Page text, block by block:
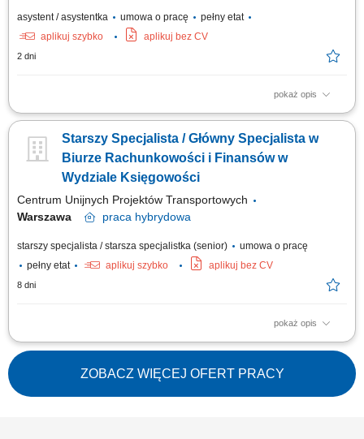
asystent / asystentka umowa o pracę
pełny etat
aplikuj szybko
aplikuj bez CV
2 dni
pokaż opis
Zakres obowiązków: Wystawianie faktur sprzedażowych; Wspieranie
konta kosztowego w procesie weryfikacji dokumentów poprzedzających
ich zaksięgowanie; Wspieranie Managerów Operacyjnych i Kierowników
Jednostek w bieżącym...
Starszy Specjalista / Główny Specjalista w
Biurze Rachunkowości i Finansów w
Wydziale Księgowości
Centrum Unijnych Projektów Transportowych
Warszawa
praca hybrydowa
starszy specjalista / starsza specjalistka (senior)
umowa o pracę
pełny etat
aplikuj szybko aplikuj bez CV
8 dni
pokaż opis
Dołącz do CUPT! Dążymy do zapewnienia pracownikom atrakcyjnych i
konkurencyjnych warunków płacy i pracy. Największym naszym kapitałem
są pracownicy. Razem będziemy tworzyć przyjazną i nowoczesną
Instytucję. Staramy się zapewnić równowagę pomiędzy życiem
zawodowym i prywatnym....
ZOBACZ WIĘCEJ OFERT PRACY